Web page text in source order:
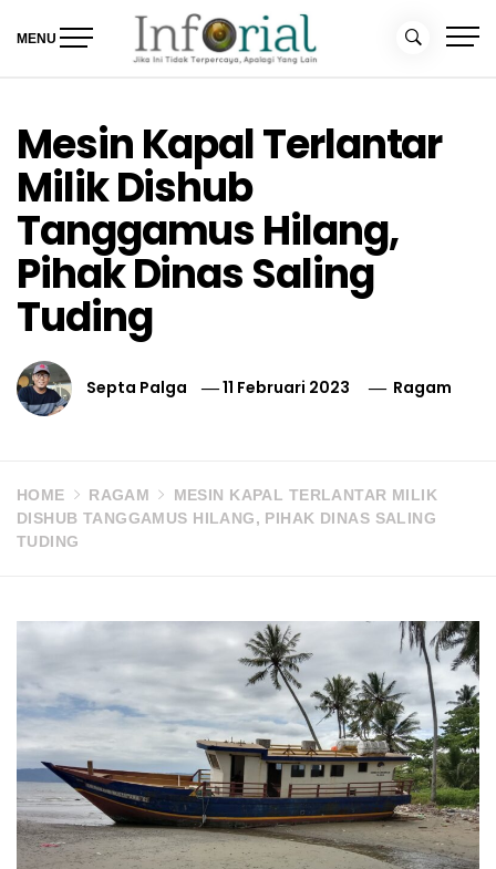
MENU
Mesin Kapal Terlantar
Milik Dishub
Tanggamus Hilang,
Pihak Dinas Saling
Tuding
Septa Palga 11 Februari 2023 Ragam
HOME RAGAM
MESIN KAPAL TERLANTAR MILIK
DISHUB TANGGAMUS HILANG, PIHAK DINAS SALING
TUDING